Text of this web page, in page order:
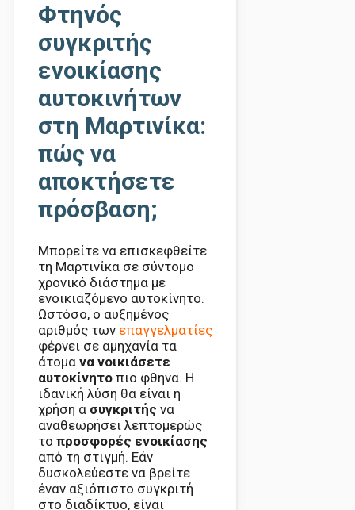
Φτηνός
συγκριτής
ενοικίασης
αυτοκινήτων
στη Μαρτινίκα:
πώς να
αποκτήσετε
πρόσβαση;
Μπορείτε να επισκεφθείτε
τη Μαρτινίκα σε σύντομο
χρονικό διάστημα με
ενοικιαζόμενο αυτοκίνητο.
Ωστόσο, ο αυξημένος
αριθμός των επαγγελματίες
φέρνει σε αμηχανία τα
άτομα να νοικιάσετε
αυτοκίνητο πιο φθηνα. Η
ιδανική λύση θα είναι η
χρήση α συγκριτής να
αναθεωρήσει λεπτομερώς
το προσφορές ενοικίασης
από τη στιγμή. Εάν
δυσκολεύεστε να βρείτε
έναν αξιόπιστο συγκριτή
στο διαδίκτυο, είναι